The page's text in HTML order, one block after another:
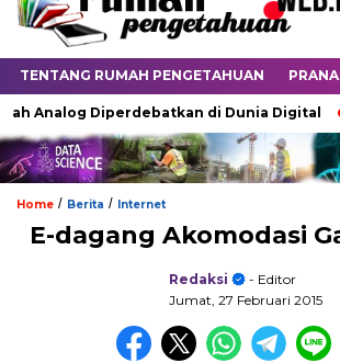
TENTANG RUMAH PENGETAHUAN
Analog Diperdebatkan di Dunia Digital
Home / Berita / Internet
E-dagang Akomodasi
Redaksi
- Editor
Jumat, 27 Februari 2015